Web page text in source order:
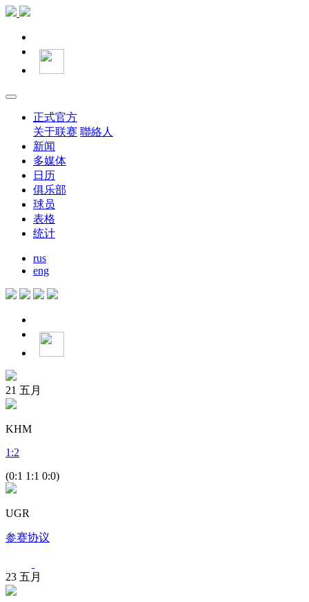
正式官方
关于联赛 聯絡人
新闻
多媒体
日历
俱乐部
球员
表格
统计
rus
eng
21 五月
KHM
1 :2
(0:1 1:1 0:0)
UGR
参赛协议
23 五月